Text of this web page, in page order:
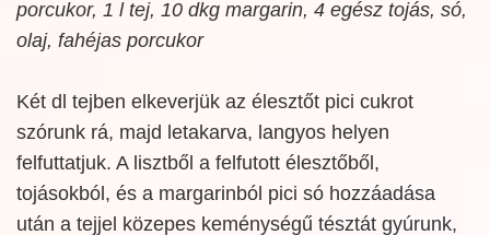
porcukor, 1 l tej, 10 dkg margarin, 4 egész tojás, só,
olaj, fahéjas porcukor
Két dl tejben elkeverjük az élesztőt pici cukrot
szórunk rá, majd letakarva, langyos helyen
felfuttatjuk. A lisztből a felfutott élesztőből,
tojásokból, és a margarinból pici só hozzáadása
után a tejjel közepes keménységű tésztát gyúrunk,